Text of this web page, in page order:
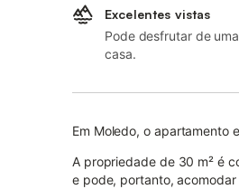
Excelentes vistas
Pode desfrutar de
casa.
Em Moledo, o apartamento
A propriedade de 30 m² é
e pode, portanto, acomodar